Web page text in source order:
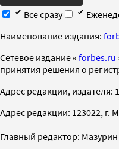
Все сразу
Наименование издания:
Cетевое издание « forbes.ru
принятия решения о
Адрес редакции, издателя:
Адрес редакции: 123022, г.
Главный редактор: